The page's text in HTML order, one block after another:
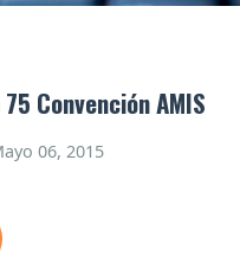
Convención AMIS
06, 2015